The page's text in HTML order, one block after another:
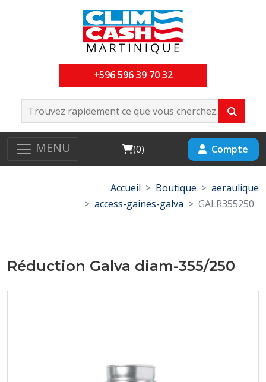
+596 596 39 70 32
MENU Cart
(0) Compte
Accueil Boutique
aeraulique
access-gaines-galva
GALR355250
Réduction Galva diam-355/250